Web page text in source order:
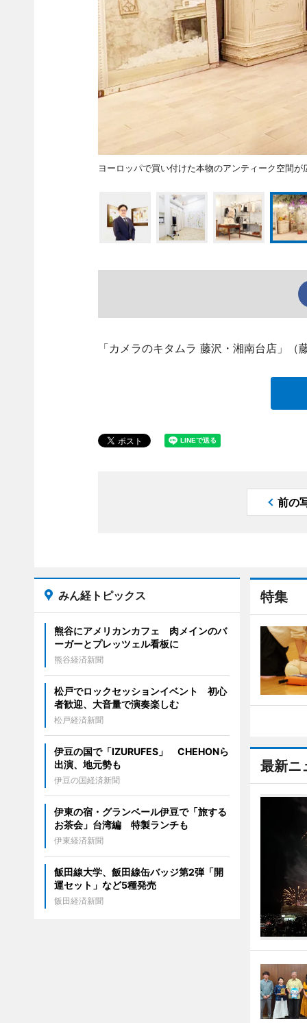
ヨーロッパで買い付けた本物のアンティーク空間
「カメラのキタムラ 藤沢・湘南台店」
前の
特集
最新ニ
みん経トピックス
熊谷にアメリカンカフェ 肉メインのバ
ーガーとプレッツェル看板に
熊谷経済新聞
松戸でロックセッションイベント 初心
者歓迎、大音量で演奏楽しむ
松戸経済新聞
伊豆の国で「IZURUFES」 CHEHONら
出演、地元勢も
伊豆の国経済新聞
伊東の宿・グランベール伊豆で「旅する
お茶会」台湾編 特製ランチも
伊東経済新聞
飯田線大学、飯田線缶バッジ第2弾「開
運セット」など5種発売
飯田経済新聞